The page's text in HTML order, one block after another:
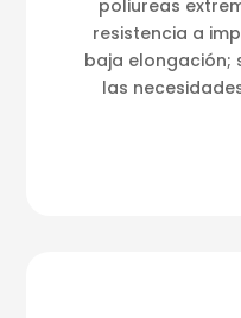
poliureas
resistencia a
baja elongación;
las